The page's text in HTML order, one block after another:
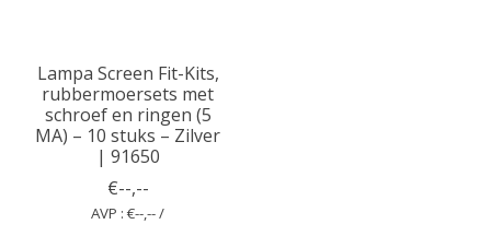
Lampa Screen Fit-Kits,
rubbermoer­sets met
schroef en ringen (5
MA) – 10 stuks – Zilver
| 91650
€--,--
AVP : €--,-- /